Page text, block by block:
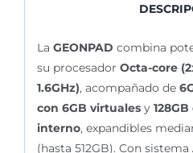
La GEONPAD combina
su procesador Octa-core
1.6GHz), acompañado de
con 6GB virtualesy
interno, expandibles
(hasta 512GB). Con sistema